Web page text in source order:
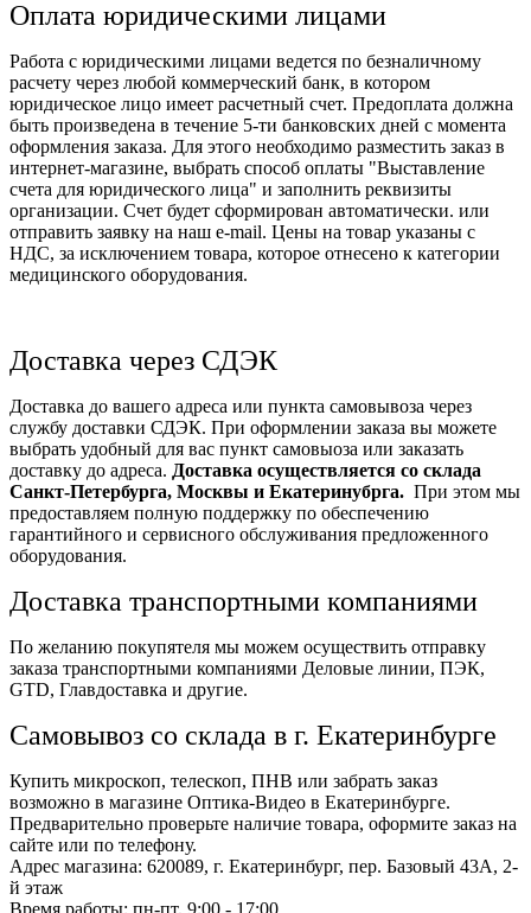
Оплата юридическими лицами
Работа с юридическими лицами ведется по безналичному
расчету через любой коммерческий банк, в котором
юридическое лицо имеет расчетный счет. Предоплата должна
быть произведена в течение 5-ти банковских дней с момента
оформления заказа. Для этого необходимо разместить заказ в
интернет-магазине, выбрать способ оплаты "Выставление
счета для юридического лица" и заполнить реквизиты
организации. Счет будет сформирован автоматически. или
отправить заявку на наш e-mail. Цены на товар указаны с
НДС, за исключением товара, которое отнесено к категории
медицинского оборудования.
Доставка через СДЭК
Доставка до вашего адреса или пункта самовывоза через
службу доставки СДЭК. При оформлении заказа вы можете
выбрать удобный для вас пункт самовыоза или заказать
доставку до адреса. Доставка осуществляется со склада
Санкт-Петербурга, Москвы и Екатеринубрга. При этом мы
предоставляем полную поддержку по обеспечению
гарантийного и сервисного обслуживания предложенного
оборудования.
Доставка транспортными компаниями
По желанию покупятеля мы можем осуществить отправку
заказа транспортными компаниями Деловые линии, ПЭК,
GTD, Главдоставка и другие.
Самовывоз со склада в г. Екатеринбурге
Купить микроскоп, телескоп, ПНВ или забрать заказ
возможно в магазине Оптика-Видео в Екатеринбурге.
Предварительно проверьте наличие товара, оформите заказ на
сайте или по телефону.
Адрес магазина: 620089, г. Екатеринбург, пер. Базовый 43А, 2-
й этаж
Время работы: пн-пт, 9:00 - 17:00